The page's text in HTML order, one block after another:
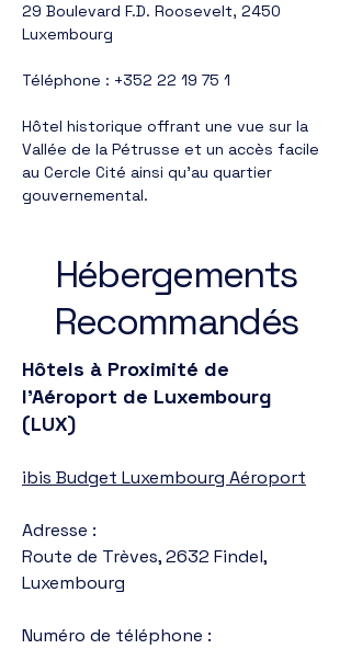
29 Boulevard F.D. Roosevelt, 2450
Luxembourg
Téléphone : +352 22 19 75 1
Hôtel historique offrant une vue sur la
Vallée de la Pétrusse et un accès facile
au Cercle Cité ainsi qu'au quartier
gouvernemental.
Hébergements
Recommandés
Hôtels à Proximité de
l’Aéroport de Luxembourg
(LUX)
ibis Budget Luxembourg Aéroport
Adresse :
Route de Trèves, 2632 Findel,
Luxembourg
Numéro de téléphone :